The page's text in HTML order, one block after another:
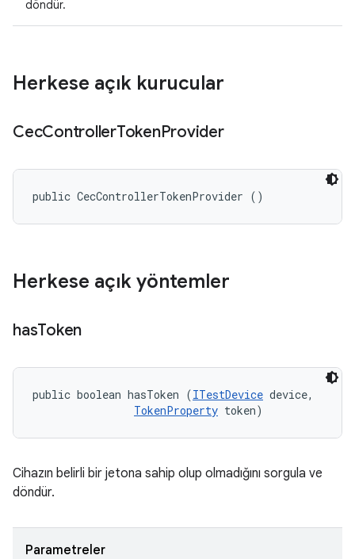
döndür.
Herkese açık kurucular
CecControllerTokenProvider
public CecControllerTokenProvider ()
Herkese açık yöntemler
hasToken
public boolean hasToken (ITestDevice device,
TokenProperty token)
Cihazın belirli bir jetona sahip olup olmadığını sorgula ve
döndür.
Parametreler